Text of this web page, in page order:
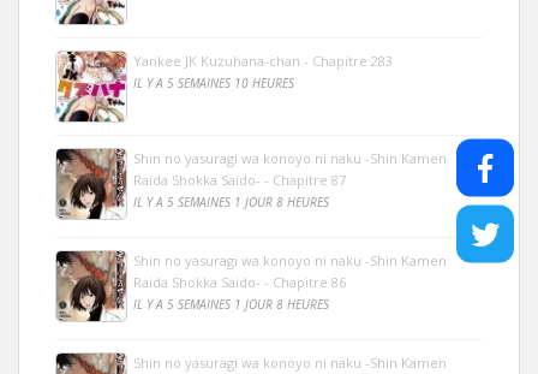
Yankee JK Kuzuhana-chan - Chapitre 283
IL Y A 5 SEMAINES 10 HEURES
Shin no yasuragi wa konoyo ni naku -Shin Kamen
Raida Shokka Saido- - Chapitre 87
IL Y A 5 SEMAINES 1 JOUR 8 HEURES
Shin no yasuragi wa konoyo ni naku -Shin Kamen
Raida Shokka Saido- - Chapitre 86
IL Y A 5 SEMAINES 1 JOUR 8 HEURES
Shin no yasuragi wa konoyo ni naku -Shin Kamen